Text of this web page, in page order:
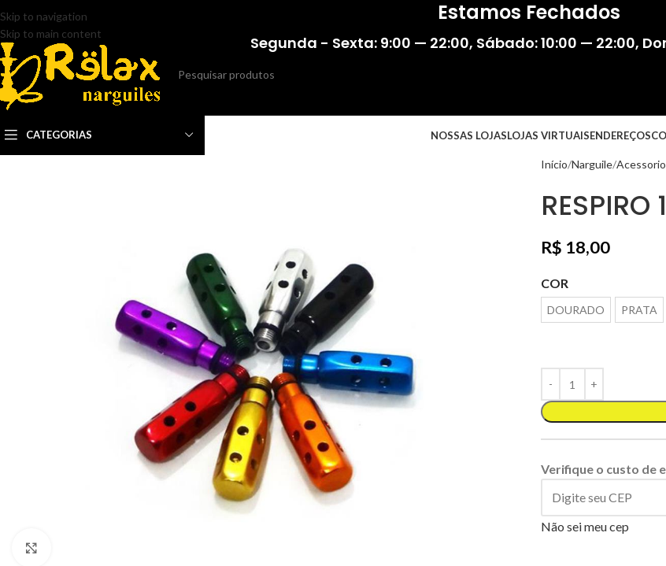
Skip to navigation
Skip to main content
Estamos Fechados
Segunda - Sexta: 9:00 — 22:00, Sábado: 10:00 — 22:00,
CATEGORIAS NOSSAS LOJASLOJAS VIRTUAISENDEREÇOS
Início Narguile
RESPIRO
R$ 18,00
COR
DOURADO PRATA
Verifique o custo de
Não sei meu cep